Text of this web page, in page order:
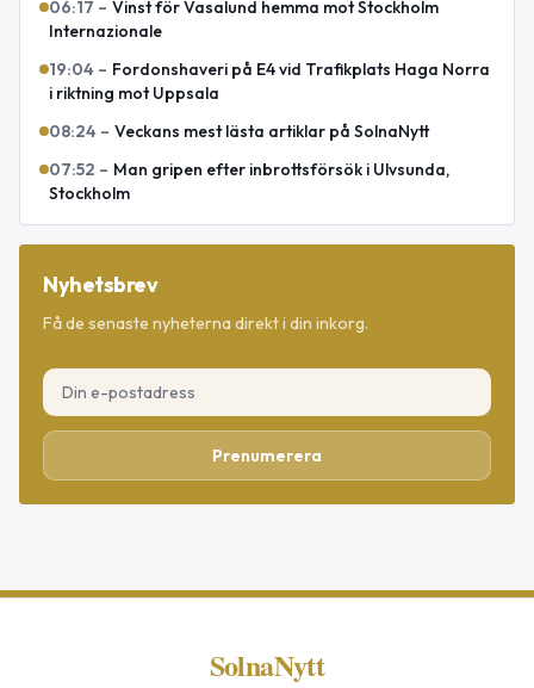
06:17 – Vinst för Vasalund hemma mot Stockholm
Internazionale
19:04 – Fordonshaveri på E4 vid Trafikplats Haga Norra
i riktning mot Uppsala
08:24 – Veckans mest lästa artiklar på SolnaNytt
07:52 – Man gripen efter inbrottsförsök i Ulvsunda,
Stockholm
Nyhetsbrev
Få de senaste nyheterna direkt i din inkorg.
Prenumerera
SolnaNytt